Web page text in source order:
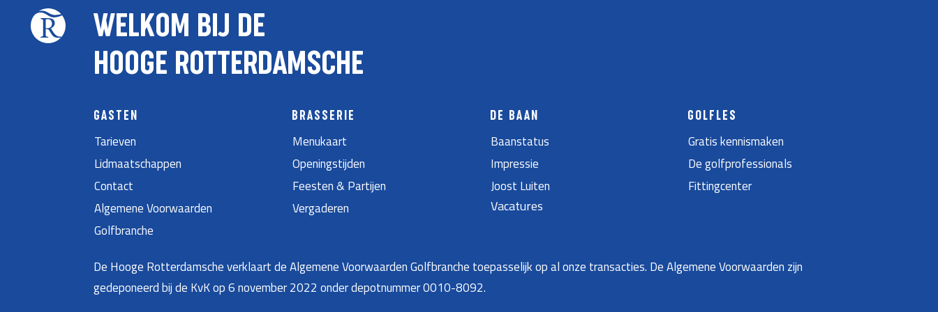
WELKOM BIJ DE
HOOGE ROTTERDAMSCHE
GASTEN
Tarieven
Lidmaatschappen
Contact
Algemene Voorwaarden
Golfbranche
BRASSERIE
Menukaart
Openingstijden
Feesten & Partijen
Vergaderen
DE BAAN
Baanstatus
Impressie
Joost Luiten
Vacatures
GOLFLES
Gratis kennismaken
De golfprofessionals
Fittingcenter
De Hooge Rotterdamsche verklaart de Algemene Voorwaarden Golfbranche toepasselijk op al onze transacties. De Algemene Voorwaarden zijn
gedeponeerd bij de KvK op 6 november 2022 onder depotnummer 0010-8092.